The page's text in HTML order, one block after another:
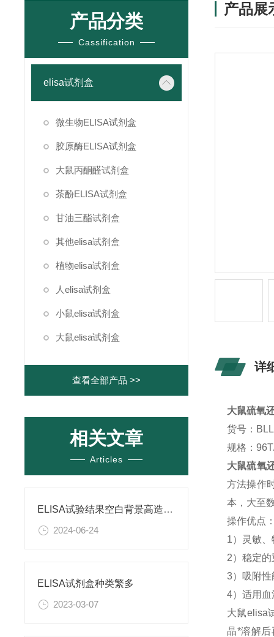
产品分类
Cassification
elisa试剂盒
微生物ELISA试剂盒
胶原酶ELISA试剂盒
大鼠丙酮醛试剂盒
茶酚ELISA试剂盒
甘油三酯试剂盒
其他elisa试剂盒
植物elisa试剂盒
人elisa试剂盒
小鼠elisa试剂盒
大鼠elisa试剂盒
查看全部产品 >>
相关文章
Articles
ELISA试验结果空白背景高造成原因
2024-06-24
ELISA试剂盒种类繁多
2023-03-07
产品展
详
大鼠硫氧
货号：
规格：
大鼠硫氧
方法操作
本，大至
操作优点
1）灵敏
2）稳定
3）吸附
4）适用
大鼠elisa
晶*溶解